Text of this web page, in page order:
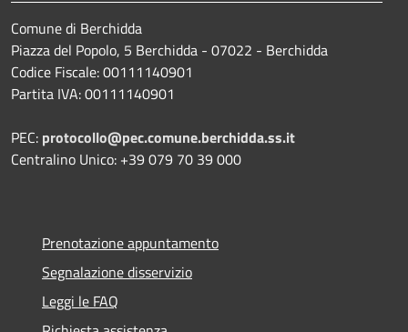
Comune di Berchidda
Piazza del Popolo, 5 Berchidda - 07022 - Berchidda
Codice Fiscale: 00111140901
Partita IVA: 00111140901
PEC: protocollo@pec.comune.berchidda.ss.it
Centralino Unico: +39 079 70 39 000
Prenotazione appuntamento
Segnalazione disservizio
Leggi le FAQ